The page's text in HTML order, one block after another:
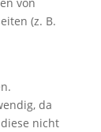
(z. B.
da
nicht